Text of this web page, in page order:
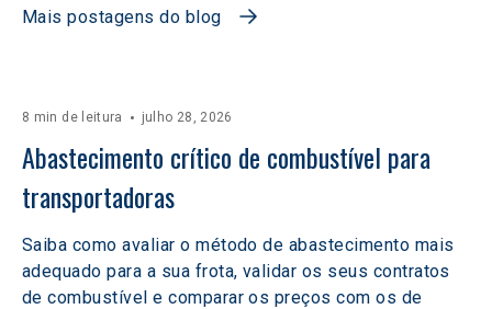
Mais postagens do blog
8 min de leitura julho 28, 2026
Abastecimento crítico de combustível para
transportadoras
Saiba como avaliar o método de abastecimento mais
adequado para a sua frota, validar os seus contratos
de combustível e comparar os preços com os de